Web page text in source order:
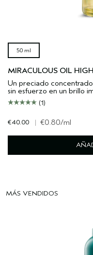
50 ml
MIRACULOUS OIL
Un preciado
sin esfuerzo en un brillo
(1)
€40.00 | €0.80/ml
MÁS VENDIDOS